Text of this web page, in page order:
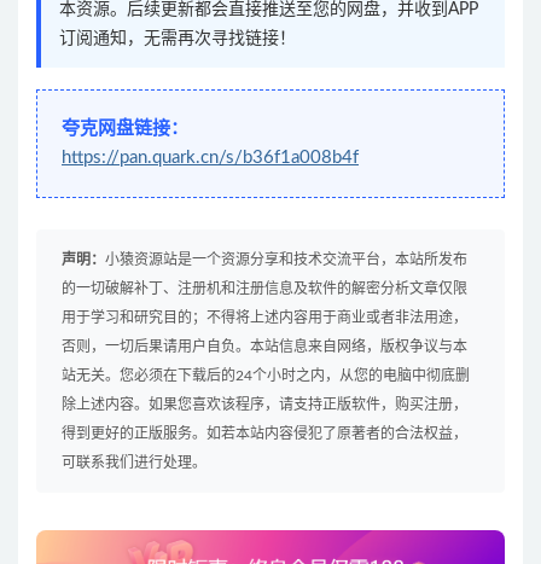
本资源。后续更新都会直接推送至您的网盘，并收到APP
订阅通知，无需再次寻找链接！
夸克网盘链接：
https://pan.quark.cn/s/b36f1a008b4f
声明： 小猿资源站是一个资源分享和技术交流平台，本站所发布
的一切破解补丁、注册机和注册信息及软件的解密分析文章仅限
用于学习和研究目的；不得将上述内容用于商业或者非法用途，
否则，一切后果请用户自负。本站信息来自网络，版权争议与本
站无关。您必须在下载后的24个小时之内，从您的电脑中彻底删
除上述内容。如果您喜欢该程序，请支持正版软件，购买注册，
得到更好的正版服务。如若本站内容侵犯了原著者的合法权益，
可联系我们进行处理。